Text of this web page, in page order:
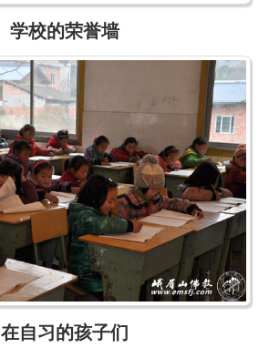
学校的荣誉墙
在自习的孩子们